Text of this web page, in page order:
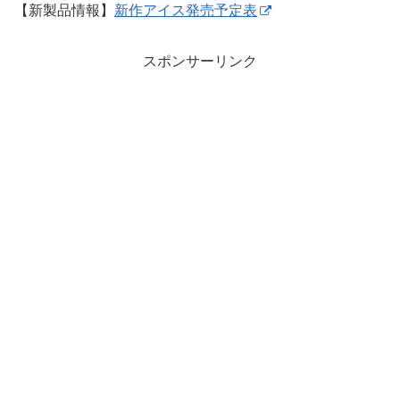
【新製品情報】 新作アイス発売予定表
スポンサーリンク